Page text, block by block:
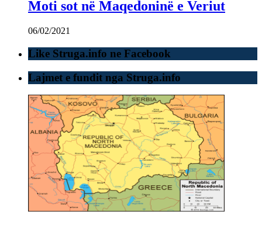
Moti sot në Maqedoninë e Veriut
06/02/2021
Like Struga.info ne Facebook
Lajmet e fundit nga Struga.info